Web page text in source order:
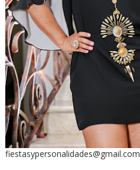
fiestasypersonalidades@gmail.com